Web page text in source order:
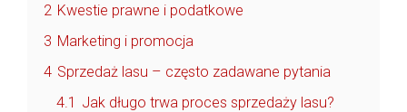
2 Kwestie prawne i podatkowe
3 Marketing i promocja
4 Sprzedaż lasu – często zadawane pytania
4.1 Jak długo trwa proces sprzedaży lasu?